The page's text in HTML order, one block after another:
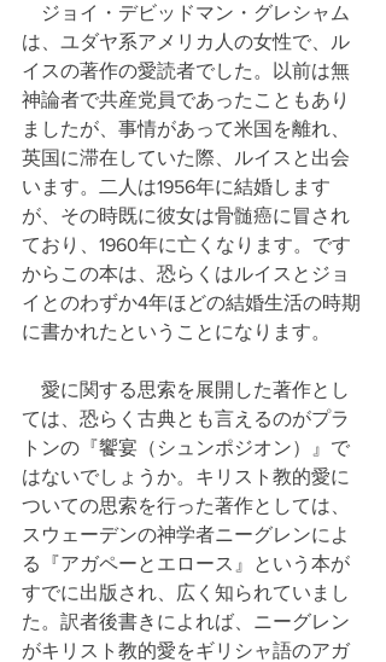
ジョイ・デビッドマン・グレシャム
は、ユダヤ系アメリカ人の女性で、ル
イスの著作の愛読者でした。以前は無
神論者で共産党員であったこともあり
ましたが、事情があって米国を離れ、
英国に滞在していた際、ルイスと出会
います。二人は1956年に結婚します
が、その時既に彼女は骨髄癌に冒され
ており、1960年に亡くなります。です
からこの本は、恐らくはルイスとジョ
イとのわずか4年ほどの結婚生活の時期
に書かれたということになります。
愛に関する思索を展開した著作とし
ては、恐らく古典とも言えるのがプラ
トンの『饗宴（シュンポジオン）』で
はないでしょうか。キリスト教的愛に
ついての思索を行った著作としては、
スウェーデンの神学者ニーグレンによ
る『アガペーとエロース』という本が
すでに出版され、広く知られていまし
た。訳者後書きによれば、ニーグレン
がキリスト教的愛をギリシャ語のアガ